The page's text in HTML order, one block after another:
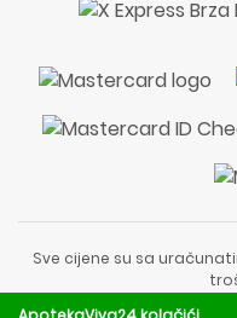
Sve cijene su sa